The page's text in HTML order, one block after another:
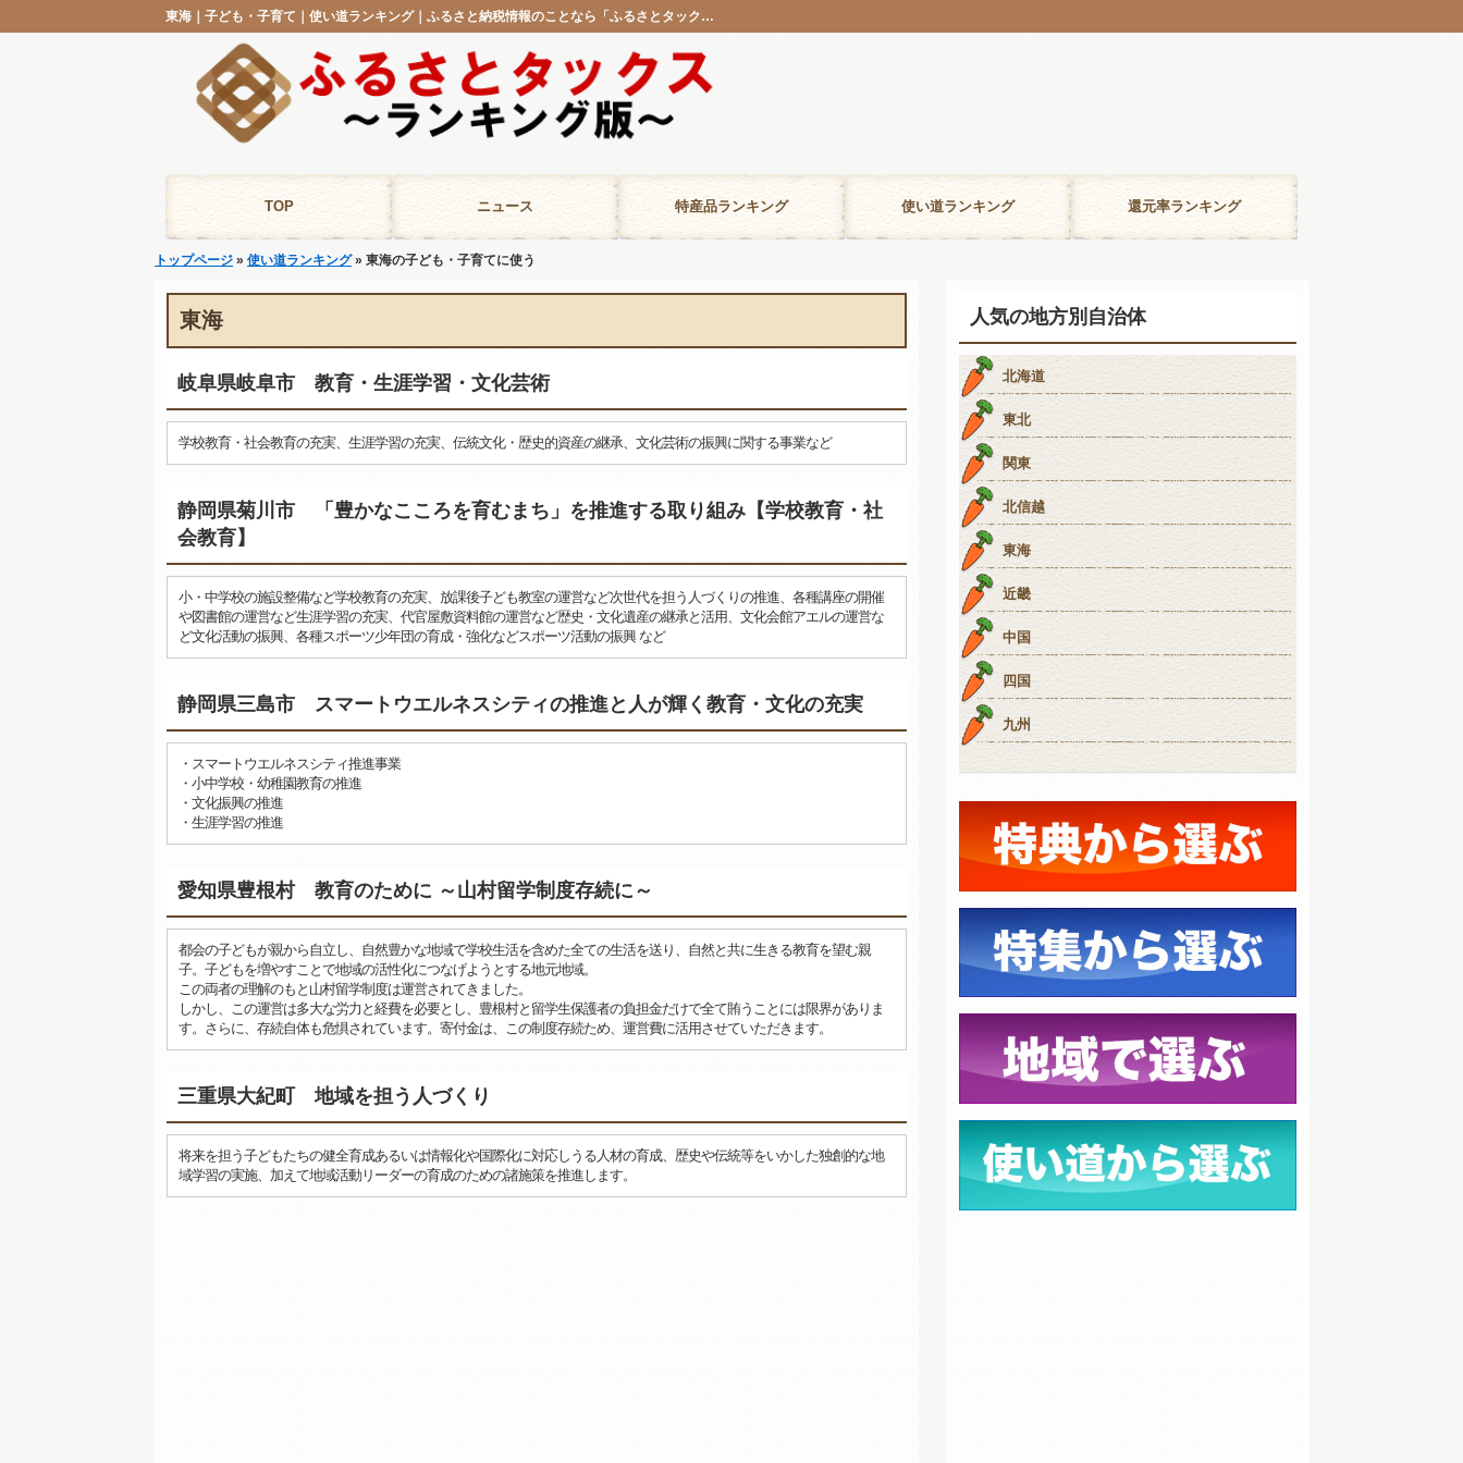
東海｜子ども・子育て｜使い道ランキング｜ふるさと納税情報のことなら「ふるさとタックス ランキング版」
TOP ニュース 特産品ランキング 使い道ランキング 還元率ランキング
トップページ »使い道ランキング» 東海の子ども・子育てに使う
東海
岐阜県岐阜市 教育・生涯学習・文化芸術
学校教育・社会教育の充実、生涯学習の充実、伝統文化・歴史的資産の継承、文化芸術の振興に関する事業など
静岡県菊川市 「豊かなこころを育むまち」を推進する取り組み【学校教育・社
会教育】
小・中学校の施設整備など学校教育の充実、放課後子ども教室の運営など次世代を担う人づくりの推進、各種講座の開催
や図書館の運営など生涯学習の充実、代官屋敷資料館の運営など歴史・文化遺産の継承と活用、文化会館アエルの運営な
ど文化活動の振興、各種スポーツ少年団の育成・強化などスポーツ活動の振興 など
静岡県三島市 スマートウエルネスシティの推進と人が輝く教育・文化の充実
・スマートウエルネスシティ推進事業
・小中学校・幼稚園教育の推進
・文化振興の推進
・生涯学習の推進
愛知県豊根村 教育のために ～山村留学制度存続に～
都会の子どもが親から自立し、自然豊かな地域で学校生活を含めた全ての生活を送り、自然と共に生きる教育を望む親
子。子どもを増やすことで地域の活性化につなげようとする地元地域。
この両者の理解のもと山村留学制度は運営されてきました。
しかし、この運営は多大な労力と経費を必要とし、豊根村と留学生保護者の負担金だけで全て賄うことには限界がありま
す。さらに、存続自体も危惧されています。寄付金は、この制度存続ため、運営費に活用させていただきます。
三重県大紀町 地域を担う人づくり
将来を担う子どもたちの健全育成あるいは情報化や国際化に対応しうる人材の育成、歴史や伝統等をいかした独創的な地
域学習の実施、加えて地域活動リーダーの育成のための諸施策を推進します。
人気の地方別自治体
北海道
東北
関東
北信越
東海
近畿
中国
四国
九州